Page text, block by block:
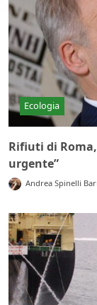
Ecologia
Rifiuti di
urgente”
Andrea Spinelli